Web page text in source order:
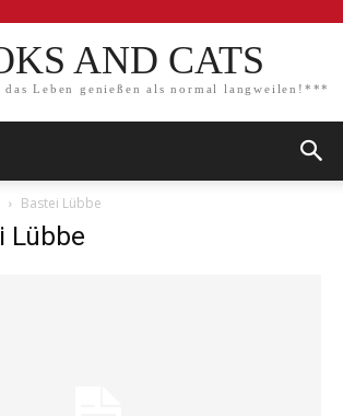
AND CATS
Leben genießen als normal langweilen!***
Bastei Lübbe
Lübbe